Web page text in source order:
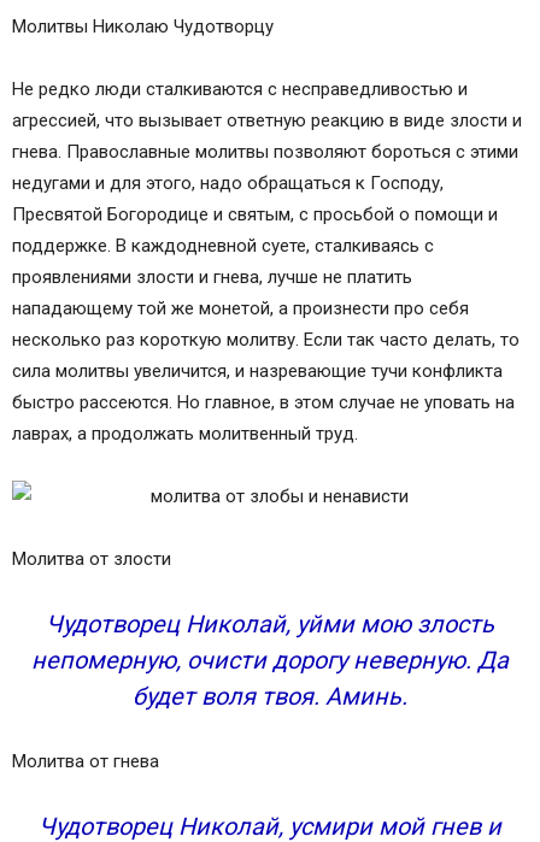
Молитвы Николаю Чудотворцу
Не редко люди сталкиваются с несправедливостью и
агрессией, что вызывает ответную реакцию в виде злости и
гнева. Православные молитвы позволяют бороться с этими
недугами и для этого, надо обращаться к Господу,
Пресвятой Богородице и святым, с просьбой о помощи и
поддержке. В каждодневной суете, сталкиваясь с
проявлениями злости и гнева, лучше не платить
нападающему той же монетой, а произнести про себя
несколько раз короткую молитву. Если так часто делать, то
сила молитвы увеличится, и назревающие тучи конфликта
быстро рассеются. Но главное, в этом случае не уповать на
лаврах, а продолжать молитвенный труд.
Молитва от злости
Чудотворец Николай, уйми мою злость
непомерную, очисти дорогу неверную. Да
будет воля твоя. Аминь.
Молитва от гнева
Чудотворец Николай, усмири мой гнев и